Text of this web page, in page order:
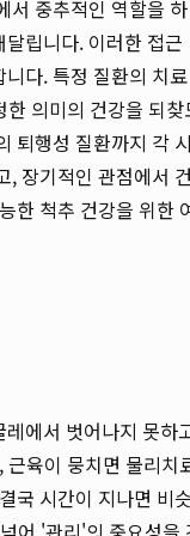
서 중추적인 역할을 하
립니다. 이러한 접근
다. 특정 질환의 치료
의미의 건강을 되찾
퇴행성 질환까지 각 시
, 장기적인 관점에서 건
한 척추 건강을 위한
에서 벗어나지 못하
육이 뭉치면 물리치
국 시간이 지나면 비슷